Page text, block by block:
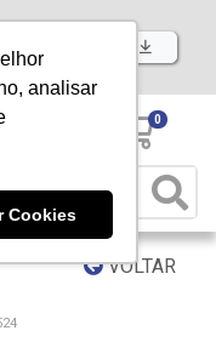
analisar
Cookies
já nosso APP
0
VOLTAR